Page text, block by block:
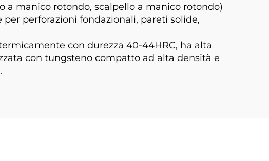
manico rotondo, scalpello a manico rotondo)
perforazioni fondazionali, pareti solide,
con durezza 40-44HRC, ha alta
con tungsteno compatto ad alta densità e